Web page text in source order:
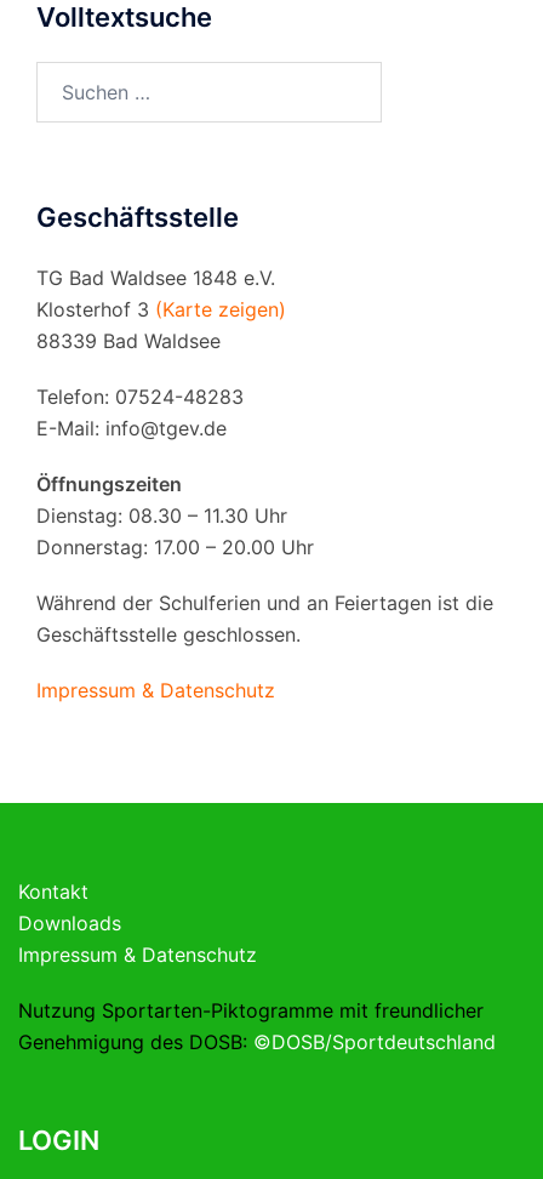
Volltextsuche
Geschäftsstelle
TG Bad Waldsee 1848 e.V.
Klosterhof 3 (Karte zeigen)
88339 Bad Waldsee
Telefon: 07524-48283
E-Mail: info@tgev.de
Öffnungszeiten
Dienstag: 08.30 – 11.30 Uhr
Donnerstag: 17.00 – 20.00 Uhr
Während der Schulferien und an Feiertagen ist die
Geschäftsstelle geschlossen.
Impressum & Datenschutz
Kontakt
Downloads
Impressum & Datenschutz
Nutzung Sportarten-Piktogramme mit freundlicher
Genehmigung des DOSB: ©DOSB/Sportdeutschland
LOGIN